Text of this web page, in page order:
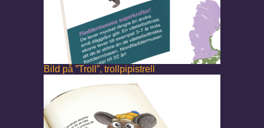
Bild på ”Troll”, trollpipistrell